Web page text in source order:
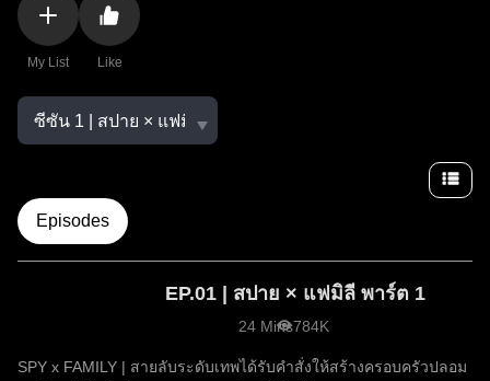
My List Like
Episodes
EP.01 | สปาย × แฟมิลี พาร์ต 1
24 Mins784K
SPY x FAMILY | สายลับระดับเทพได้รับคำสั่งให้สร้างครอบครัวปลอม